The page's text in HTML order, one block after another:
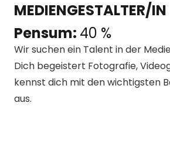
MEDIENGESTALTER/IN
Pensum: 40 %
Wir suchen ein Talent in der
Dich begeistert Fotografie,
kennst dich mit den wichtigsten
aus.